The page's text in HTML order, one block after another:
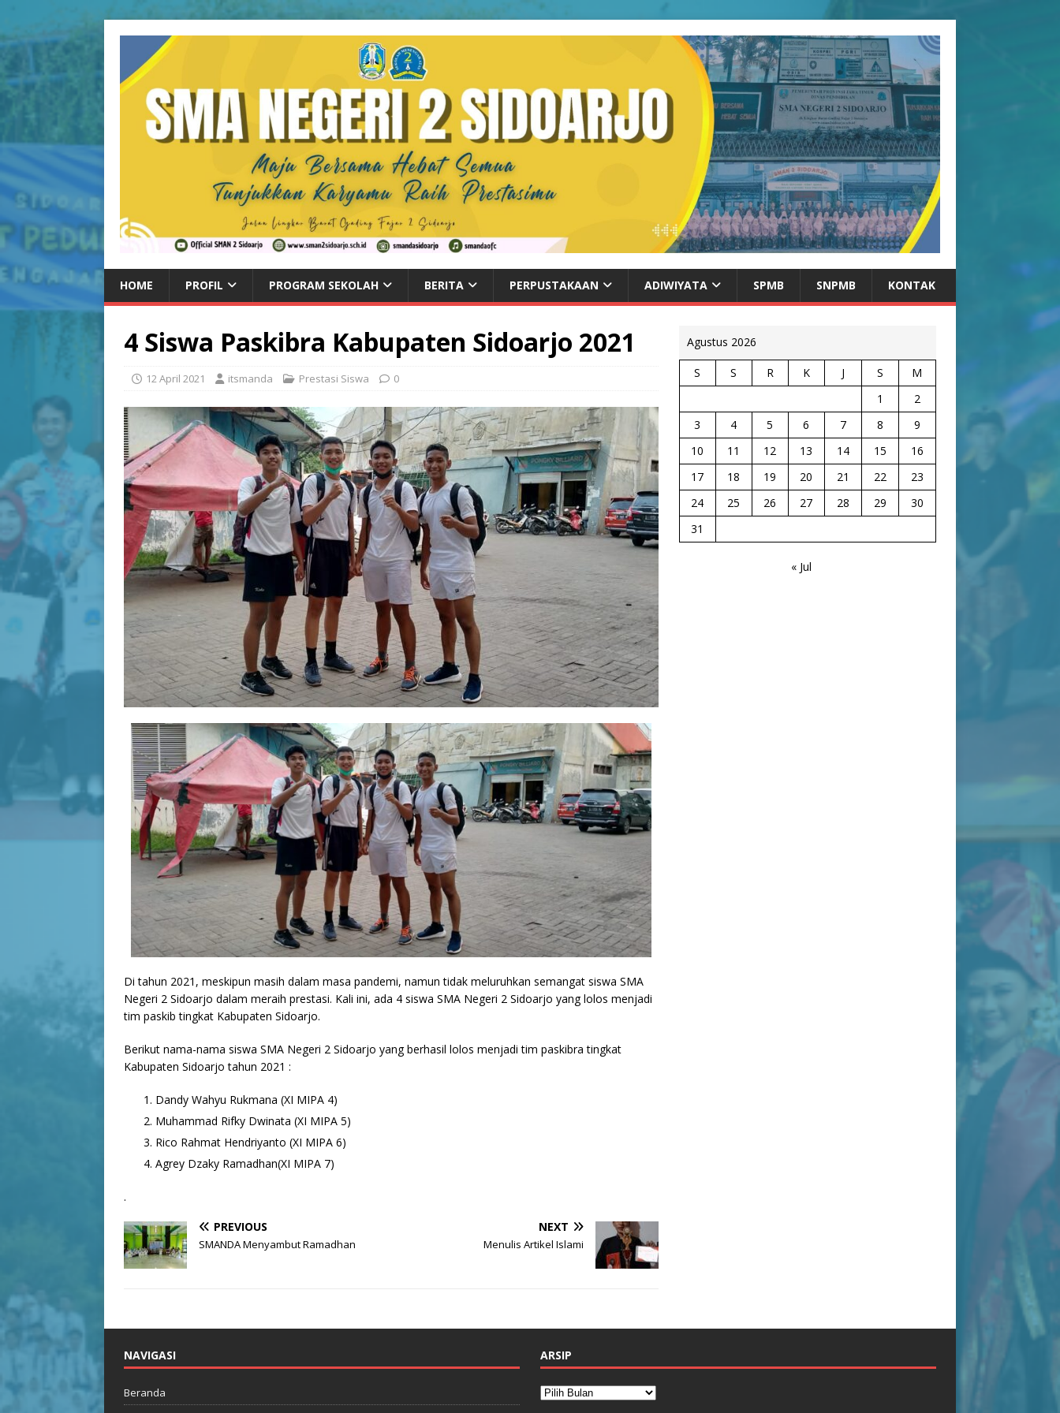
HOME PROFIL PROGRAM SEKOLAH BERITA PERPUSTAKAAN ADIWIYATA SPMB SNPMB KONTAK
4 Siswa Paskibra Kabupaten Sidoarjo 2021
12 April 2021 itsmanda Prestasi Siswa 0
Di tahun 2021, meskipun masih dalam masa pandemi, namun tidak meluruhkan semangat siswa SMA
Negeri 2 Sidoarjo dalam meraih prestasi. Kali ini, ada 4 siswa SMA Negeri 2 Sidoarjo yang lolos menjadi
tim paskib tingkat Kabupaten Sidoarjo.
Berikut nama-nama siswa SMA Negeri 2 Sidoarjo yang berhasil lolos menjadi tim paskibra tingkat
Kabupaten Sidoarjo tahun 2021 :
Dandy Wahyu Rukmana (XI MIPA 4)
Muhammad Rifky Dwinata (XI MIPA 5)
Rico Rahmat Hendriyanto (XI MIPA 6)
Agrey Dzaky Ramadhan(XI MIPA 7)
.
PREVIOUS
SMANDA Menyambut Ramadhan
NEXT
Menulis Artikel Islami
Agustus 2026
S S R K J S
M
1
2
3
4 5 6 7 8
9
10
11 12 13 14 15
16
17
18 19 20 21 22
23
24
25 26 27 28 29
30
31
« Jul
NAVIGASI
Beranda
ARSIP